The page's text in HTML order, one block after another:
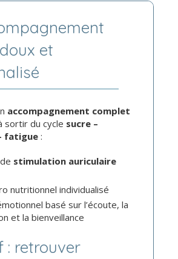
et
accompagnement complet
sortir du cycle sucre –
fatigue :
stimulation auriculaire
nutritionnel individualisé
basé sur l’écoute, la
et la bienveillance
: retrouver